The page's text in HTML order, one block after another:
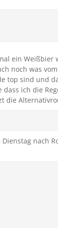
ein Weißbier
noch was
top sind und
dass ich die
die
nach